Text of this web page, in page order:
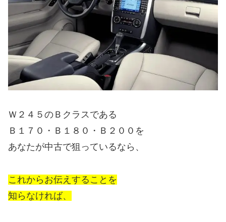
Ｗ２４５のＢクラスである
Ｂ１７０・Ｂ１８０・Ｂ２００を
あなたが中古で狙っているなら、
これからお伝えすることを
知らなければ、